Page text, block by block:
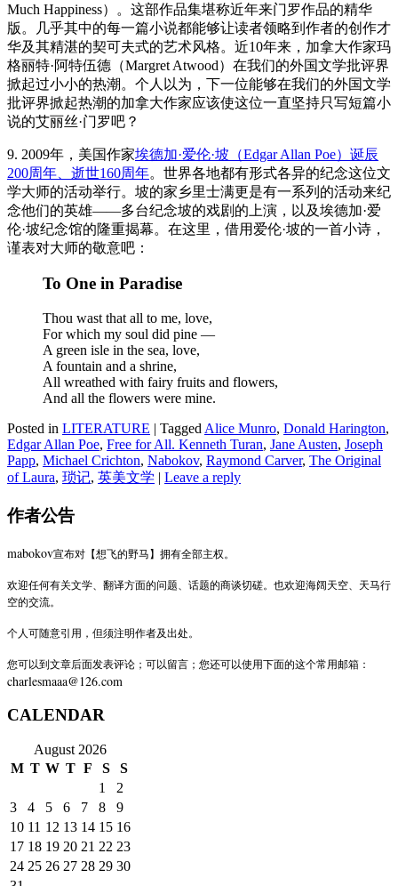
Much Happiness）。这部作品集堪称近年来门罗作品的精华
版。几乎其中的每一篇小说都能够让读者领略到作者的创作才
华及其精湛的契可夫式的艺术风格。近10年来，加拿大作家玛
格丽特·阿特伍德（Margret Atwood）在我们的外国文学批评界
掀起过小小的热潮。个人以为，下一位能够在我们的外国文学
批评界掀起热潮的加拿大作家应该使这位一直坚持只写短篇小
说的艾丽丝·门罗吧？
9. 2009年，美国作家埃德加·爱伦·坡（Edgar Allan Poe）诞辰
200周年、逝世160周年。世界各地都有形式各异的纪念这位文
学大师的活动举行。坡的家乡里士满更是有一系列的活动来纪
念他们的英雄——多台纪念坡的戏剧的上演，以及埃德加·爱
伦·坡纪念馆的隆重揭幕。在这里，借用爱伦·坡的一首小诗，
谨表对大师的敬意吧：
To One in Paradise
Thou wast that all to me, love,
For which my soul did pine —
A green isle in the sea, love,
A fountain and a shrine,
All wreathed with fairy fruits and flowers,
And all the flowers were mine.
Posted in LITERATURE | Tagged Alice Munro, Donald Harington,
Edgar Allan Poe, Free for All. Kenneth Turan, Jane Austen, Joseph
Papp, Michael Crichton, Nabokov, Raymond Carver, The Original
of Laura, 琐记, 英美文学 | Leave a reply
作者公告
mabokov宣布对【想飞的野马】拥有全部主权。
欢迎任何有关文学、翻译方面的问题、话题的商谈切磋。也欢迎海阔天空、天马行
空的交流。
个人可随意引用，但须注明作者及出处。
您可以到文章后面发表评论；可以留言；您还可以使用下面的这个常用邮箱：
charlesmaaa@126.com
CALENDAR
August 2026
M T W T F S
S
1
2
3
4 5 6 7 8
9
10 11 12 13 14 15 16
17 18 19 20 21 22 23
24 25 26 27 28 29 30